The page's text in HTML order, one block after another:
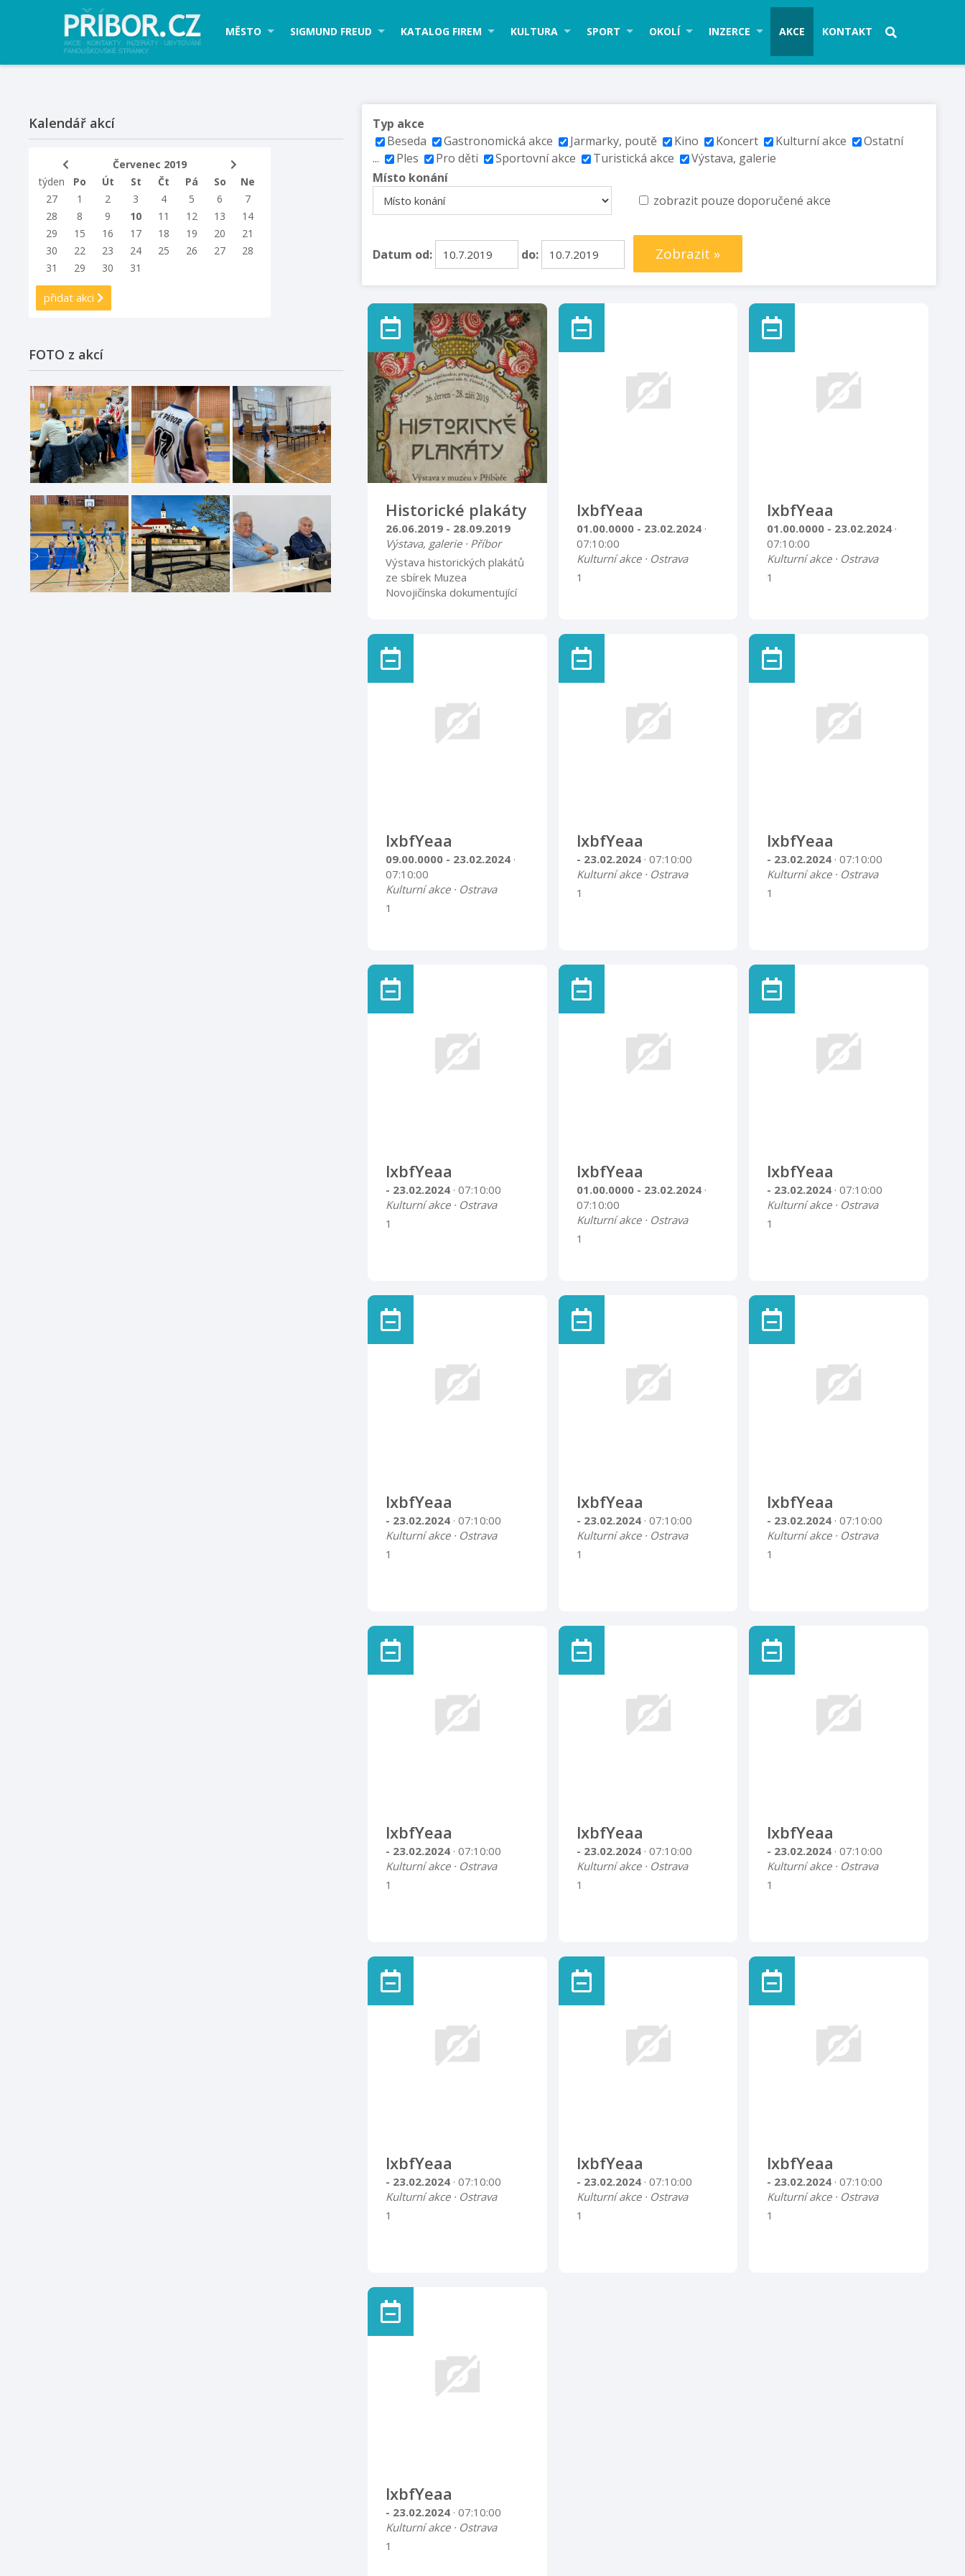
MĚSTO SIGMUND FREUD KATALOG FIREM KULTURA SPORT OKOLÍ INZERCE AKCE KONTAKT
Typ akce
Beseda
Gastronomická akce Jarmarky, poutě Kino Koncert Kulturní akce
Ostatní
...
Ples Pro děti Sportovní akce Turistická akce
Výstava, galerie
Místo konání
zobrazit pouze doporučené akce
Datum od: do: Zobrazit »
Historické plakáty
26.06.2019 - 28.09.2019
Výstava, galerie · Příbor
Výstava historických plakátů
ze sbírek Muzea
Novojičínska dokumentující
století Slavnostní vernisáž
výstavy se uskuteční ve
středu 26. června 2019 v
17.00 hod. Velký výstavní sál
lxbfYeaa
01.00.0000 - 23.02.2024 ·
07:10:00
Kulturní akce · Ostrava
1
lxbfYeaa
01.00.0000 - 23.02.2024 ·
07:10:00
Kulturní akce · Ostrava
1
lxbfYeaa
09.00.0000 - 23.02.2024 ·
07:10:00
Kulturní akce · Ostrava
1
lxbfYeaa
- 23.02.2024 · 07:10:00
Kulturní akce · Ostrava
1
lxbfYeaa
- 23.02.2024 · 07:10:00
Kulturní akce · Ostrava
1
lxbfYeaa
- 23.02.2024 · 07:10:00
Kulturní akce · Ostrava
1
lxbfYeaa
01.00.0000 - 23.02.2024 ·
07:10:00
Kulturní akce · Ostrava
1
lxbfYeaa
- 23.02.2024 · 07:10:00
Kulturní akce · Ostrava
1
lxbfYeaa
- 23.02.2024 · 07:10:00
Kulturní akce · Ostrava
1
lxbfYeaa
- 23.02.2024 · 07:10:00
Kulturní akce · Ostrava
1
lxbfYeaa
- 23.02.2024 · 07:10:00
Kulturní akce · Ostrava
1
lxbfYeaa
- 23.02.2024 · 07:10:00
Kulturní akce · Ostrava
1
lxbfYeaa
- 23.02.2024 · 07:10:00
Kulturní akce · Ostrava
1
lxbfYeaa
- 23.02.2024 · 07:10:00
Kulturní akce · Ostrava
1
lxbfYeaa
- 23.02.2024 · 07:10:00
Kulturní akce · Ostrava
1
lxbfYeaa
- 23.02.2024 · 07:10:00
Kulturní akce · Ostrava
1
lxbfYeaa
- 23.02.2024 · 07:10:00
Kulturní akce · Ostrava
1
lxbfYeaa
- 23.02.2024 · 07:10:00
Kulturní akce · Ostrava
1
Kalendář akcí
Červenec 2019
týden
Po Út St Čt Pá So
Ne
27
1 2 3 4 5 6
7
28
8 9 10 11 12 13
14
29
15 16 17 18 19 20
21
30
22 23 24 25 26 27
28
31
29 30 31
přidat akci
FOTO z akcí